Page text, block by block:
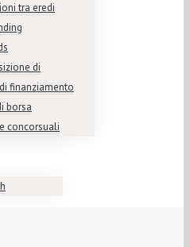
tra eredi
di
finanziamento
borsa
concorsuali